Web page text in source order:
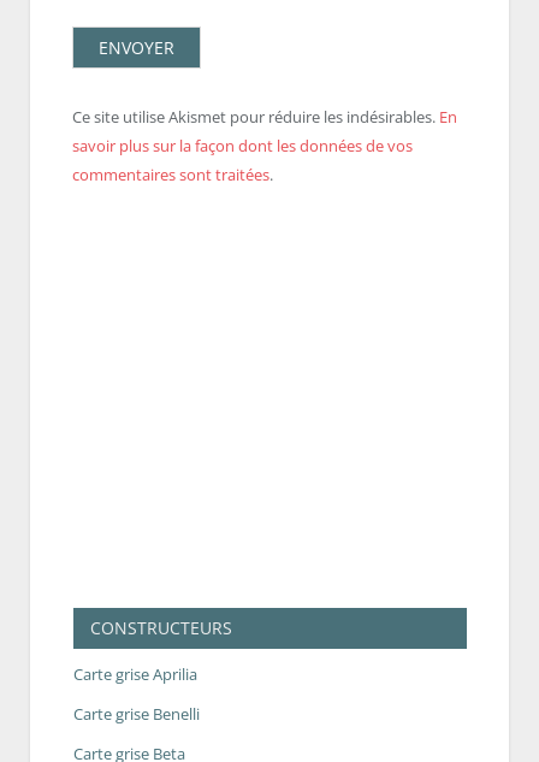
Ce site utilise Akismet pour réduire les indésirables. En
savoir plus sur la façon dont les données de vos
commentaires sont traitées.
CONSTRUCTEURS
Carte grise Aprilia
Carte grise Benelli
Carte grise Beta